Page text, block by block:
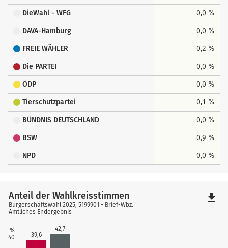
DieWahl - WFG 0,0 %
DAVA-Hamburg 0,0 %
FREIE WÄHLER 0,2 %
Die PARTEI 0,0 %
ÖDP 0,0 %
Tierschutzpartei 0,1 %
BÜNDNIS DEUTSCHLAND 0,0 %
BSW 0,9 %
NPD 0,0 %
40
%
39,6
42,7
Anteil der Wahlkreisstimmen
Bürgerschaftswahl 2025, 5199901 - Brief-Wbz.
Amtliches Endergebnis
file_download